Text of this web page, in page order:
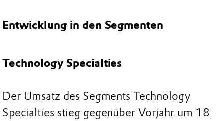
Entwicklung in den Segmenten
Technology Specialties
Der Umsatz des Segments Technology
Specialties stieg gegenüber Vorjahr um 18